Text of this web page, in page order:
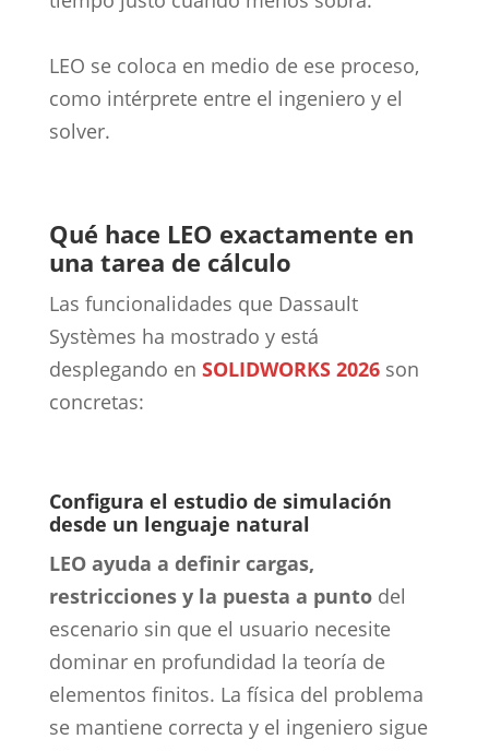
LEO se coloca en medio de ese proceso,
como intérprete entre el ingeniero y el
solver.
Qué hace LEO exactamente en
una tarea de cálculo
Las funcionalidades que Dassault
Systèmes ha mostrado y está
desplegando en SOLIDWORKS 2026son
concretas:
Configura el estudio de simulación
desde un lenguaje natural
LEO ayuda a definir cargas,
restricciones y la puesta a puntodel
escenario sin que el usuario necesite
dominar en profundidad la teoría de
elementos finitos. La física del problema
se mantiene correcta y el ingeniero sigue